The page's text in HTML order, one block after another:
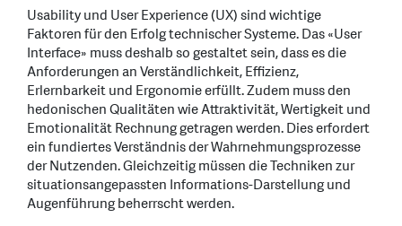
Usability und User Experience (UX) sind wichtige
Faktoren für den Erfolg technischer Systeme. Das «User
Interface» muss deshalb so gestaltet sein, dass es die
Anforderungen an Verständlichkeit, Effizienz,
Erlernbarkeit und Ergonomie erfüllt. Zudem muss den
hedonischen Qualitäten wie Attraktivität, Wertigkeit und
Emotionalität Rechnung getragen werden. Dies erfordert
ein fundiertes Verständnis der Wahrnehmungsprozesse
der Nutzenden. Gleichzeitig müssen die Techniken zur
situationsangepassten Informations-Darstellung und
Augenführung beherrscht werden.